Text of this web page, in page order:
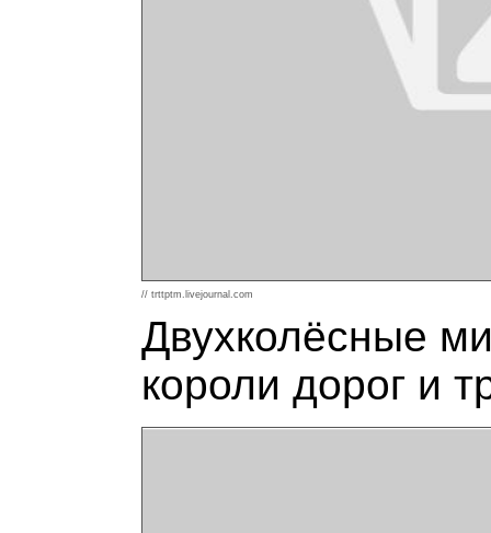
// trttptm.livejournal.com
Двухколёсные
короли дорог и